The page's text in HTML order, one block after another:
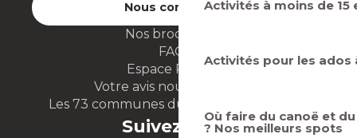
Activités à moins de 15
Activités pour les ados
Où faire du canoë et
? Nos meilleurs spots
Nos brochures
FAQ
Espace Presse
Votre avis nous intéresse
Les 73 communes du territoire GPSEO
Suivez-nous
Nous contacter